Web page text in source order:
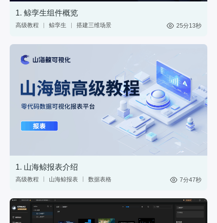
1. 鲸孪生组件概览
高级教程 鲸孪生
搭建三维场景
25分13秒
1. 山海鲸报表介绍
高级教程 山海鲸报表
数据表格
7分47秒